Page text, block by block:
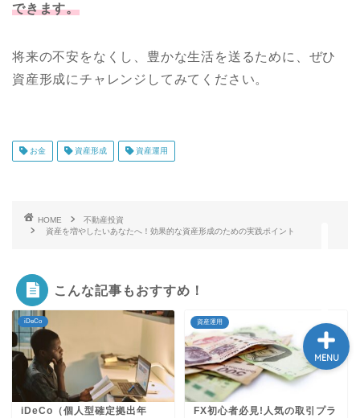
できます。
将来の不安をなくし、豊かな生活を送るために、ぜひ
資産形成にチャレンジしてみてください。
お金 資産形成 資産運用
HOME
不動産投資
資産を増やしたいあなたへ！効果的な資産形成のための実践ポイント
こんな記事もおすすめ！
iDeCo
iDeCo（個人型確定拠出年
資産運用
FX初心者必見!人気の取引プラ
MENU